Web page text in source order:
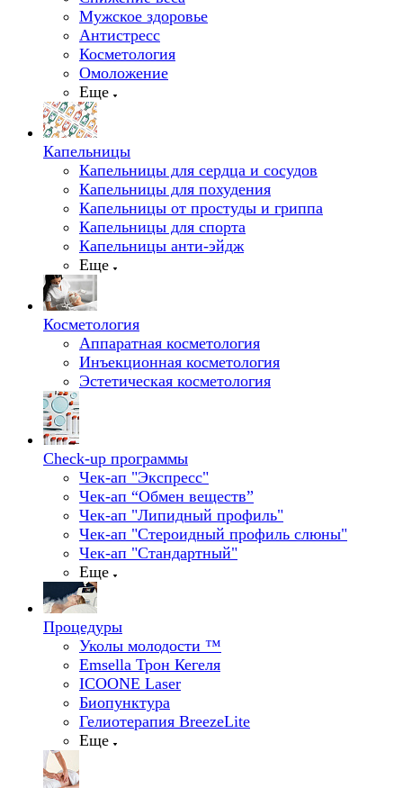
Мужское здоровье
Антистресс
Косметология
Омоложение
Еще
Капельницы
Капельницы для сердца и сосудов
Капельницы для похудения
Капельницы от простуды и гриппа
Капельницы для спорта
Капельницы анти-эйдж
Еще
Косметология
Аппаратная косметология
Инъекционная косметология
Эстетическая косметология
Check-up программы
Чек-ап "Экспресс"
Чек-ап “Обмен веществ”
Чек-ап "Липидный профиль"
Чек-ап "Стероидный профиль слюны"
Чек-ап "Стандартный"
Еще
Процедуры
Уколы молодости ™
Emsella Трон Кегеля
ICOONE Laser
Биопунктура
Гелиотерапия BreezeLite
Еще